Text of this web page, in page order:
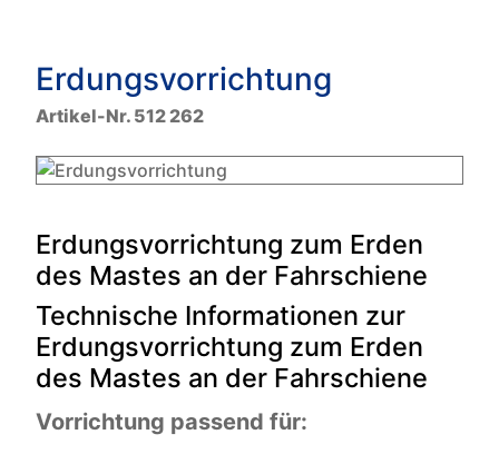
Erdungsvorrichtung
Artikel-Nr. 512 262
Erdungsvorrichtung zum Erden
des Mastes an der Fahrschiene
Technische Informationen zur
Erdungsvorrichtung zum Erden
des Mastes an der Fahrschiene
Vorrichtung passend für: